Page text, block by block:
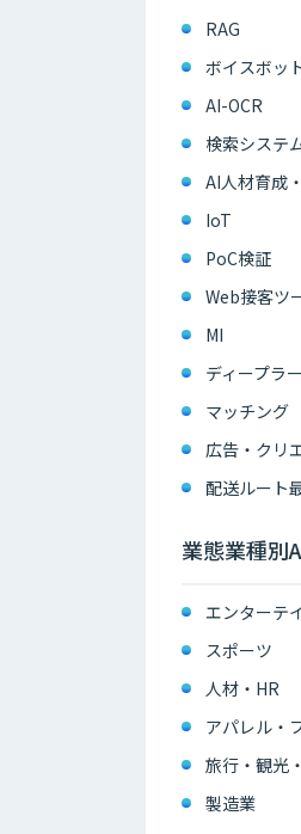
RAG
ボイスボッ
AI-OCR
検索システ
AI人材育成
IoT
PoC検証
Web接客ツ
MI
ディープラ
マッチング
広告・クリ
配送ルート
業態業種別
エンターテ
スポーツ
人材・HR
アパレル・
旅行・観光
製造業